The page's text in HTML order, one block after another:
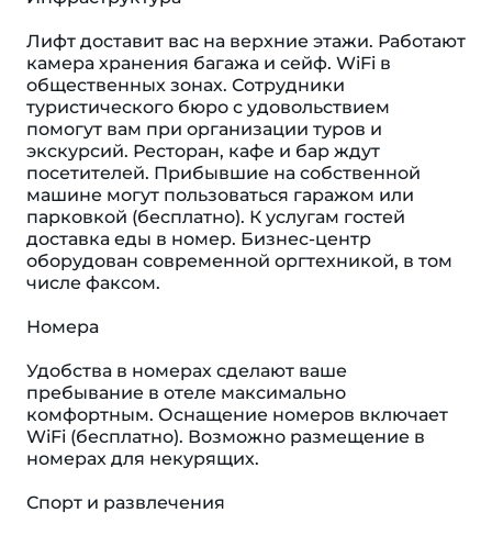
Лифт доставит вас на верхние этажи. Работают
камера хранения багажа и сейф. WiFi в
общественных зонах. Сотрудники
туристического бюро с удовольствием
помогут вам при организации туров и
экскурсий. Ресторан, кафе и бар ждут
посетителей. Прибывшие на собственной
машине могут пользоваться гаражом или
парковкой (бесплатно). К услугам гостей
доставка еды в номер. Бизнес-центр
оборудован современной оргтехникой, в том
числе факсом.
Номера
Удобства в номерах сделают ваше
пребывание в отеле максимально
комфортным. Оснащение номеров включает
WiFi (бесплатно). Возможно размещение в
номерах для некурящих.
Спорт и развлечения